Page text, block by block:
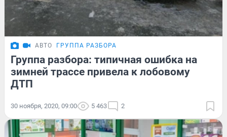
АВТО ГРУППА РАЗБОРА
Группа разбора: типичная ошибка на
зимней трассе привела к лобовому
ДТП
30 ноября, 2020, 09:00 5 463 2